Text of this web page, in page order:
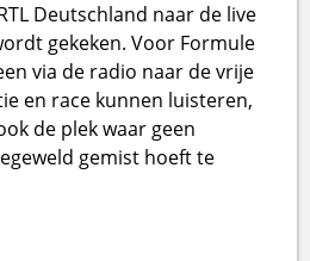
Deutschland naar de live
gekeken. Voor Formule
via de radio naar de vrije
en race kunnen luisteren,
de plek waar geen
gemist hoeft te